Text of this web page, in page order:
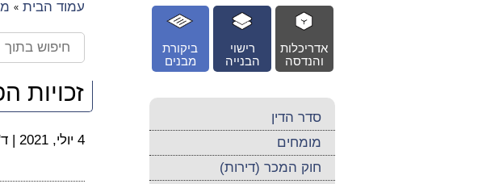
עמוד הבית »
זכויות
4 יולי, 2021 |
ביקורת
מבנים
רישוי
הבנייה
אדריכלות
והנדסה
סדר הדין
מומחים
חוק המכר (דירות)